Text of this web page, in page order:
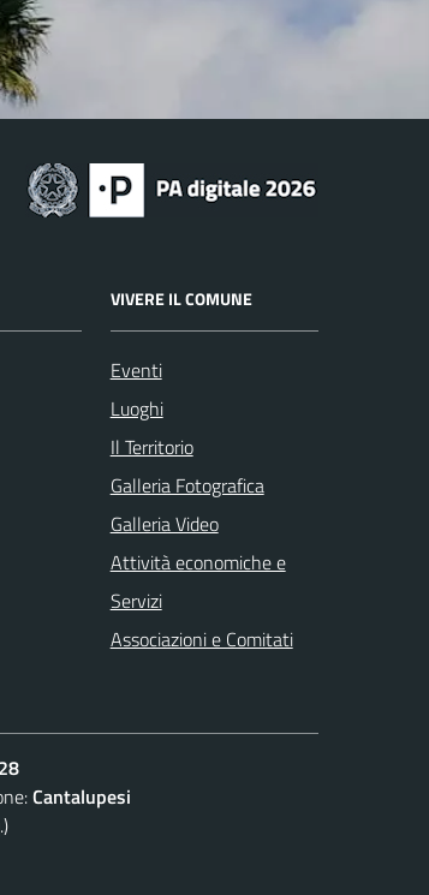
VIVERE IL COMUNE
Eventi
Luoghi
Il Territorio
Galleria Fotografica
Galleria Video
Attività economiche e
Servizi
Associazioni e Comitati
Cantalupesi